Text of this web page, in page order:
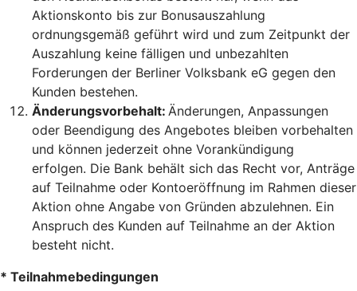
Aktionskonto bis zur Bonusauszahlung
ordnungsgemäß geführt wird und zum Zeitpunkt der
Auszahlung keine fälligen und unbezahlten
Forderungen der Berliner Volksbank eG gegen den
Kunden bestehen.
Änderungsvorbehalt: Änderungen, Anpassungen
oder Beendigung des Angebotes bleiben vorbehalten
und können jederzeit ohne Vorankündigung
erfolgen. Die Bank behält sich das Recht vor, Anträge
auf Teilnahme oder Kontoeröffnung im Rahmen dieser
Aktion ohne Angabe von Gründen abzulehnen. Ein
Anspruch des Kunden auf Teilnahme an der Aktion
besteht nicht.
* Teilnahmebedingungen